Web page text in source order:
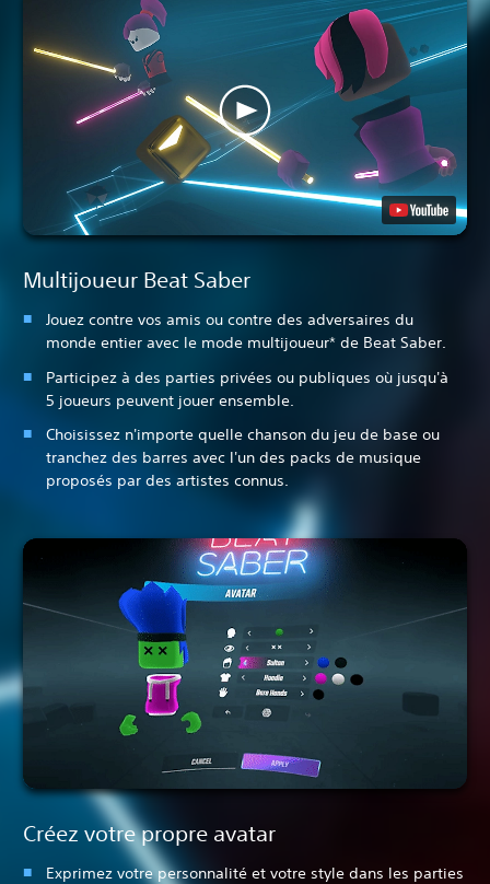
Multijoueur Beat Saber
Jouez contre vos amis ou contre des adversaires du
monde entier avec le mode multijoueur* de Beat Saber.
Participez à des parties privées ou publiques où jusqu'à
5 joueurs peuvent jouer ensemble.
Choisissez n'importe quelle chanson du jeu de base ou
tranchez des barres avec l'un des packs de musique
proposés par des artistes connus.
Créez votre propre avatar
Exprimez votre personnalité et votre style dans les parties